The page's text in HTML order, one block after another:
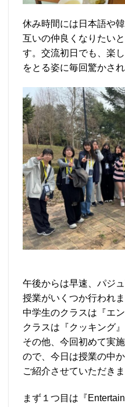
休み時間には日本語や
互いの仲良くなりたい
す。交流初日でも、楽
をとる姿に毎回驚かさ
午後からは早速、パジ
授業がいくつか行われま
中学生のクラスは『エ
クラスは『クッキング
その他、今回初めて実
ので、今日は授業の中
ご紹介させていただきま
まず１つ目は『